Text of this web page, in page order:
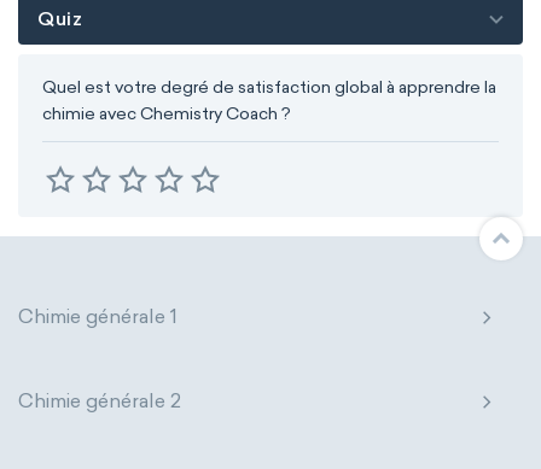
Quiz
Quel est votre degré de satisfaction global à apprendre la
chimie avec Chemistry Coach ?
Chimie générale 1
Chimie générale 2